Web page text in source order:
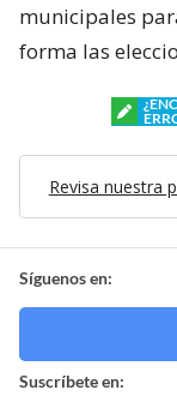
municipales
forma las
Revisa nuestra
Síguenos en:
Suscríbete en: